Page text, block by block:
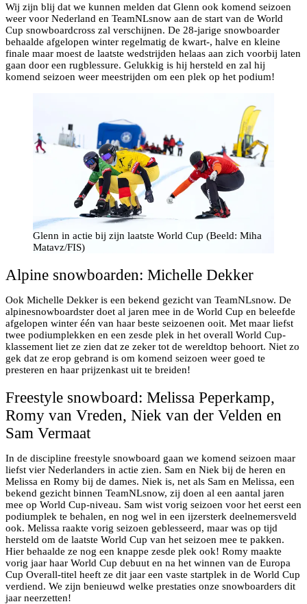
Wij zijn blij dat we kunnen melden dat Glenn ook komend seizoen
weer voor Nederland en TeamNLsnow aan de start van de World
Cup snowboardcross zal verschijnen. De 28-jarige snowboarder
behaalde afgelopen winter regelmatig de kwart-, halve en kleine
finale maar moest de laatste wedstrijden helaas aan zich voorbij laten
gaan door een rugblessure. Gelukkig is hij hersteld en zal hij
komend seizoen weer meestrijden om een plek op het podium!
Glenn in actie bij zijn laatste World Cup (Beeld: Miha
Matavz/FIS)
Alpine snowboarden: Michelle Dekker
Ook Michelle Dekker is een bekend gezicht van TeamNLsnow. De
alpinesnowboardster doet al jaren mee in de World Cup en beleefde
afgelopen winter één van haar beste seizoenen ooit. Met maar liefst
twee podiumplekken en een zesde plek in het overall World Cup-
klassement liet ze zien dat ze zeker tot de wereldtop behoort. Niet zo
gek dat ze erop gebrand is om komend seizoen weer goed te
presteren en haar prijzenkast uit te breiden!
Freestyle snowboard: Melissa Peperkamp,
Romy van Vreden, Niek van der Velden en
Sam Vermaat
In de discipline freestyle snowboard gaan we komend seizoen maar
liefst vier Nederlanders in actie zien. Sam en Niek bij de heren en
Melissa en Romy bij de dames. Niek is, net als Sam en Melissa, een
bekend gezicht binnen TeamNLsnow, zij doen al een aantal jaren
mee op World Cup-niveau. Sam wist vorig seizoen voor het eerst een
podiumplek te behalen, en nog wel in een ijzersterk deelnemersveld
ook. Melissa raakte vorig seizoen geblesseerd, maar was op tijd
hersteld om de laatste World Cup van het seizoen mee te pakken.
Hier behaalde ze nog een knappe zesde plek ook! Romy maakte
vorig jaar haar World Cup debuut en na het winnen van de Europa
Cup Overall-titel heeft ze dit jaar een vaste startplek in de World Cup
verdiend. We zijn benieuwd welke prestaties onze snowboarders dit
jaar neerzetten!